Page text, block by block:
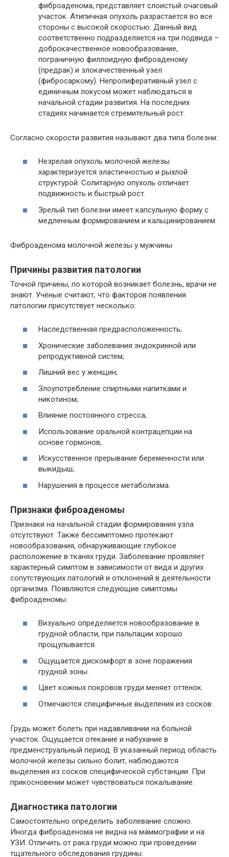
фиброаденома, представляет слоистый очаговый
участок. Атипичная опухоль разрастается во все
стороны с высокой скоростью. Данный вид
соответственно подразделяется на три подвида –
доброкачественное новообразование,
пограничную филлоидную фиброаденому
(предрак) и злокачественный узел
(фибросаркому). Непролиферативный узел с
единичным локусом может наблюдаться в
начальной стадии развития. На последних
стадиях начинается стремительный рост.
Согласно скорости развития называют два типа болезни:
Незрелая опухоль молочной железы
характеризуется эластичностью и рыхлой
структурой. Солитарную опухоль отличает
подвижность и быстрый рост.
Зрелый тип болезни имеет капсульную форму с
медленным формированием и кальцинированием.
Фиброаденома молочной железы у мужчины
Причины развития патологии
Точной причины, по которой возникает болезнь, врачи не
знают. Учёные считают, что факторов появления
патологии присутствует несколько:
Наследственная предрасположенность;
Хронические заболевания эндокринной или
репродуктивной систем;
Лишний вес у женщин;
Злоупотребление спиртными напитками и
никотином;
Влияние постоянного стресса;
Использование оральной контрацепции на
основе гормонов;
Искусственное прерывание беременности или
выкидыш;
Нарушения в процессе метаболизма.
Признаки фиброаденомы
Признаки на начальной стадии формирования узла
отсутствуют. Также бессимптомно протекают
новообразования, обнаруживающие глубокое
расположение в тканях груди. Заболевание проявляет
характерный симптом в зависимости от вида и других
сопутствующих патологий и отклонений в деятельности
организма. Появляются следующие симптомы
фиброаденомы:
Визуально определяется новообразование в
грудной области, при пальпации хорошо
прощупывается.
Ощущается дискомфорт в зоне поражения
грудной зоны.
Цвет кожных покровов груди меняет оттенок.
Отмечаются специфичные выделения из сосков.
Грудь может болеть при надавливании на больной
участок. Ощущается отекание и набухание в
предменструальный период. В указанный период область
молочной железы сильно болит, наблюдаются
выделения из сосков специфической субстанции. При
прикосновении может чувствоваться покалывание.
Диагностика патологии
Самостоятельно определить заболевание сложно.
Иногда фиброаденома не видна на маммографии и на
УЗИ. Отличить от рака груди можно при проведении
тщательного обследования грудины.